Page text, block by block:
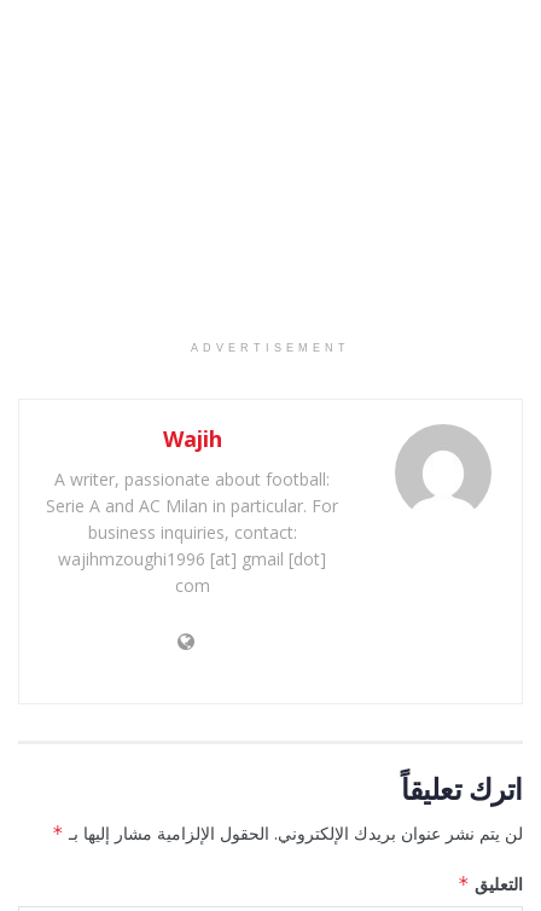
ADVERTISEMENT
Wajih
A writer, passionate about football:
Serie A and AC Milan in particular. For
business inquiries, contact:
wajihmzoughi1996 [at] gmail [dot]
com
اترك تعليقاً
لن يتم نشر عنوان بريدك الإلكتروني. الحقول الإلزامية مشار إليها بـ *
التعليق *